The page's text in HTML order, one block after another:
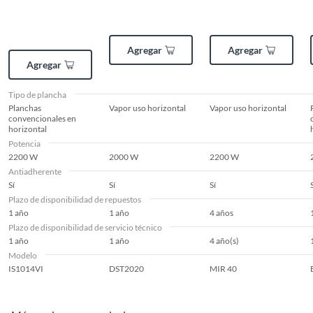
Requiere Serial
Number
Características Antiadherente
Agregar
Agregar Agregar
Tipo de plancha
Planchas
convencionales en
horizontal
Vapor uso horizontal Vapor uso horizontal
Potencia
2200 W
2000 W 2200 W
Antiadherente
Sí
Sí Sí
Plazo de disponibilidad de repuestos
1 año
1 año 4 años
Plazo de disponibilidad de servicio técnico
1 año
1 año 4 año(s)
Modelo
IS1014VI
DST2020 MIR 40